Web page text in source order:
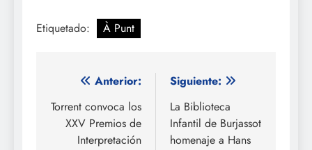
Etiquetado: À Punt
Navegación
de
entradas
Anterior:
Torrent convoca los
XXV Premios de
Interpretación
Siguiente:
La Biblioteca
Infantil de Burjassot
homenaje a Hans